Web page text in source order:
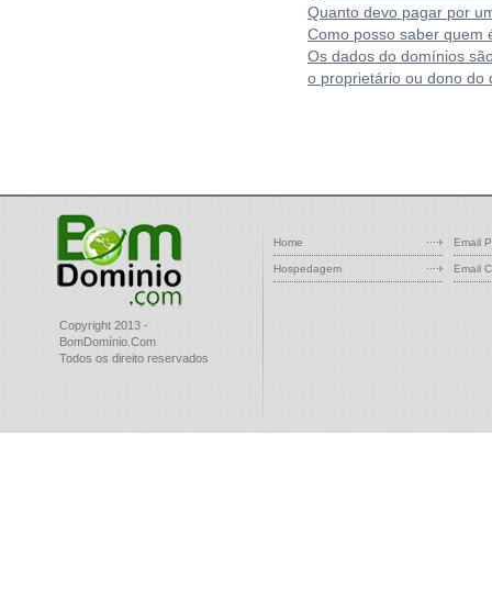
Quanto devo pagar por
Como posso saber quem
Os dados do domínios
o proprietário ou dono do
Copyright 2013 -
BomDomínio.Com
Todos os direito reservados
Home
Hospedagem
Email
Email